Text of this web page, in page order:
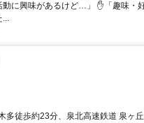
動に興味があるけど…」 ✋「趣味・
...
多徒歩約23分、泉北高速鉄道 泉ヶ丘